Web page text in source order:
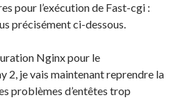
pour l’exécution de Fast-cgi :
précisément ci-dessous.
Nginx pour le
2, je vais maintenant reprendre la
problèmes d’entêtes trop